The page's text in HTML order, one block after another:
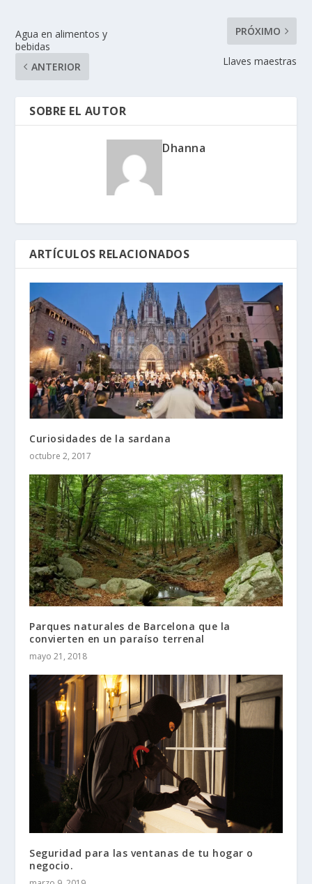
Agua en alimentos y
bebidas
ANTERIOR
PRÓXIMO
Llaves maestras
SOBRE EL AUTOR
Dhanna
ARTÍCULOS RELACIONADOS
Curiosidades de la sardana
octubre 2, 2017
Parques naturales de Barcelona que la
convierten en un paraíso terrenal
mayo 21, 2018
Seguridad para las ventanas de tu hogar o
negocio.